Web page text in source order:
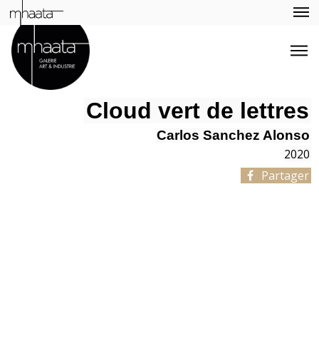
Cloud vert de lettres
Carlos Sanchez Alonso
2020
Partager